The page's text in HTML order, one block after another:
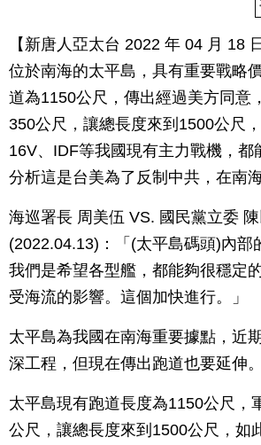
【新唐人亞太台 2022 年 04 月 18
位於南海的太平島，具有重要戰略
道為1150公尺，傳出經過美方同意
350公尺，讓總長度來到1500公尺
16V、IDF等我國現有主力戰機，都
分析這是台美為了反制中共，在南
海巡署長 周美伍 VS. 國民黨立委
(2022.04.13)：「(太平島碼頭)內部
我們是希望各型艦，都能夠很穩定
受海流的影響。這個加快進行。」
太平島為我國在南海重要據點，近
深工程，但現在傳出跑道也要延伸。
太平島現有跑道長度為1150公尺，
公尺，讓總長度來到1500公尺，如